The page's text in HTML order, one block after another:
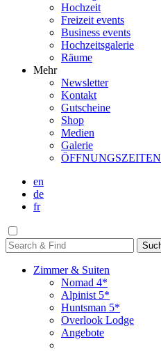
Hochzeit
Freizeit events
Business events
Hochzeitsgalerie
Räume
Mehr
Newsletter
Kontakt
Gutscheine
Shop
Medien
Galerie
ÖFFNUNGSZEITEN
en
de
fr
Zimmer & Suiten
Nomad 4*
Alpinist 5*
Huntsman 5*
Overlook Lodge
Angebote